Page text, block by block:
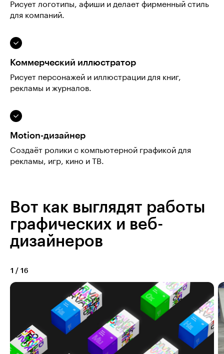
Рисует логотипы, афиши и делает фирменный стиль
для компаний.
Коммерческий иллюстратор
Рисует персонажей и иллюстрации для книг,
рекламы и журналов.
Motion-дизайнер
Создаёт ролики с компьютерной графикой для
рекламы, игр, кино и ТВ.
Вот как выглядят работы
графических и веб-
дизайнеров
1 / 16